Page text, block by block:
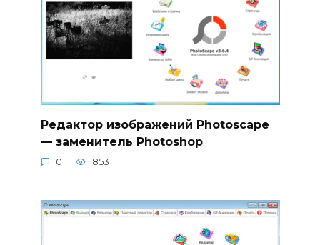
Редактор изображений Photoscape
— заменитель Photoshop
0 853